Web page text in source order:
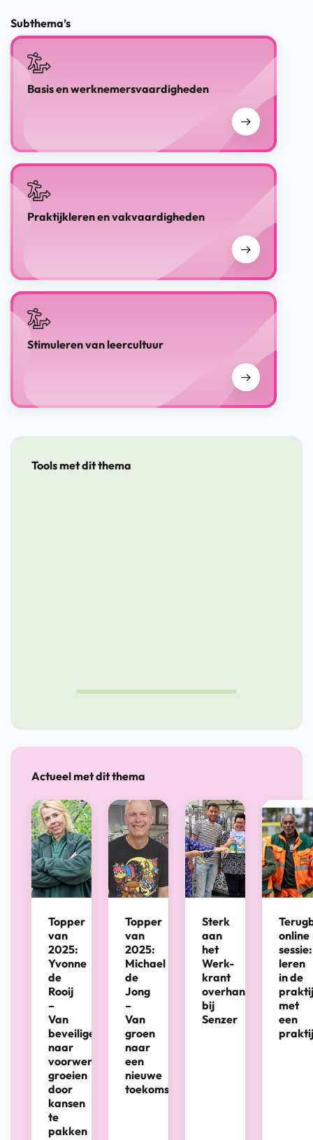
Subthema’s
Basis en werknemersvaardigheden
Praktijkleren en vakvaardigheden
Stimuleren van leercultuur
Tools met dit thema
Drag
Actueel met dit thema
Topper
van
2025:
Yvonne
de
Rooij
–
Van
beveiliger
naar
voorwerker:
groeien
door
kansen
te
pakken
Topper
van
2025:
Michael
de
Jong
–
Van
groen
naar
een
nieuwe
toekomst
Sterk
aan
het
Werk-
krant
overhandigd
bij
Senzer
online
sessie:
leren
in de
met
een